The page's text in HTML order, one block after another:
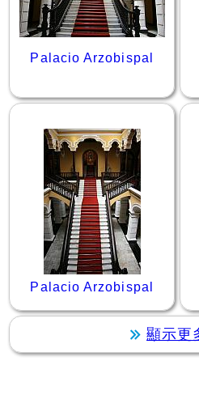
Palacio Arzobispal
Palacio Arzobispal
顯示更